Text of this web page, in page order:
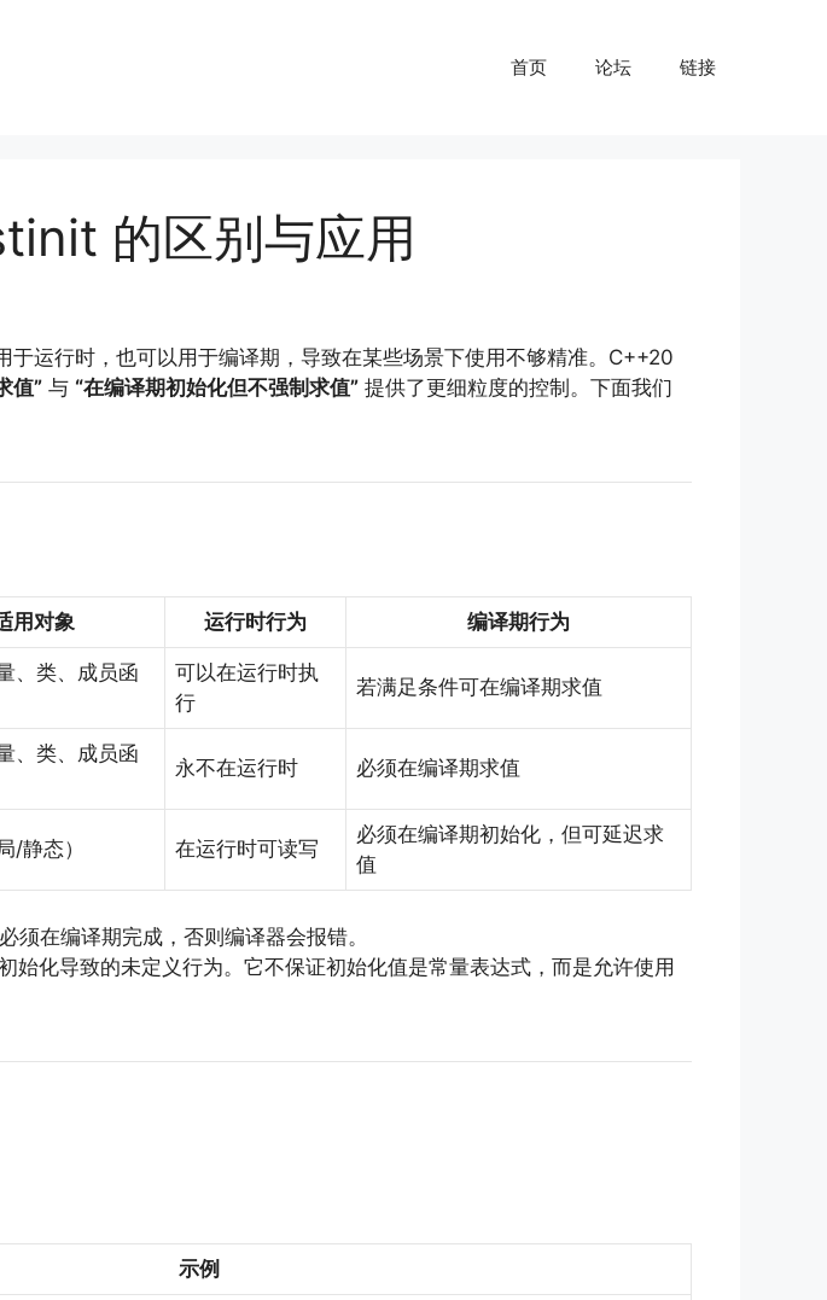
首页 论坛 链接
的区别与应用
于运行时，也可以用于编译期，导致在某些场景下使用不够精准。C++20
值” 与 “在编译期初始化但不强制求值” 提供了更细粒度的控制。下面我们
用对象 运行时行为 编译期行为
、类、成员函
可以在运行时执
行
若满足条件可在编译期求值
、类、成员函
永不在运行时 必须在编译期求值
/静态） 在运行时可读写
必须在编译期初始化，但可延迟求
值
须在编译期完成，否则编译器会报错。
始化导致的未定义行为。它不保证初始化值是常量表达式，而是允许使用
示例